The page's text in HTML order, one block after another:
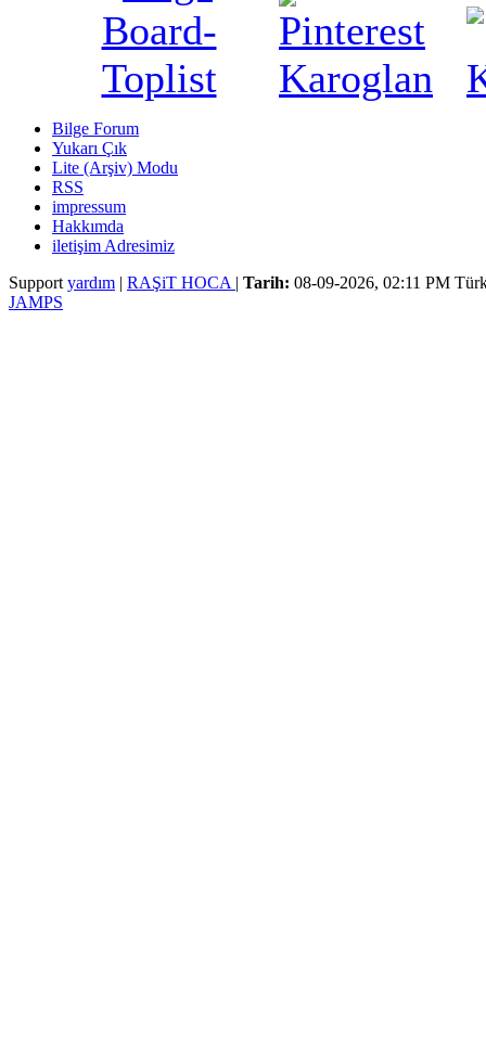
Bilge Forum
Yukarı Çık
Lite (Arşiv) Modu
RSS
impressum
Hakkımda
iletişim Adresimiz
Support yardım | RAŞiT HOCA | Tarih: 08-09-2026, 02:11 PM
JAMPS